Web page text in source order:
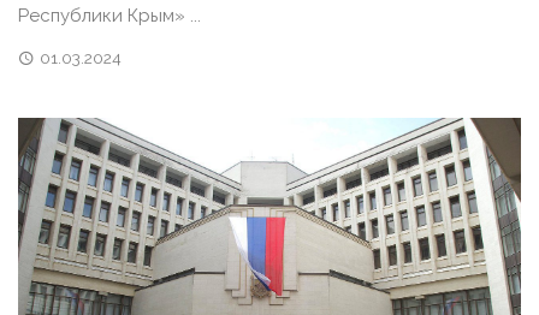
Республики Крым» ...
01.03.2024